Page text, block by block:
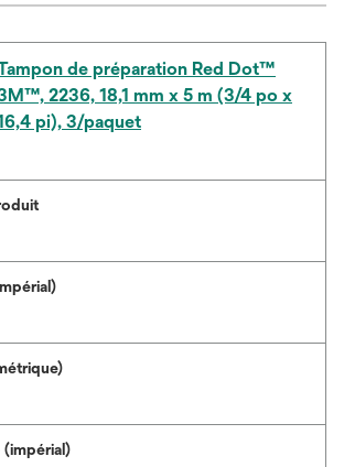
de préparation Red Dot™
2236, 18,1 mm x 5 m (3/4 po x
pi), 3/paquet